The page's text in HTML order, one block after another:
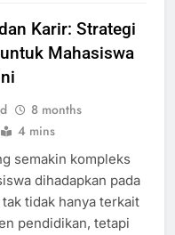
Karir: Strategi
Mahasiswa
8 months
4 mins
semakin kompleks
dihadapkan pada
tidak hanya terkait
pendidikan, tetapi